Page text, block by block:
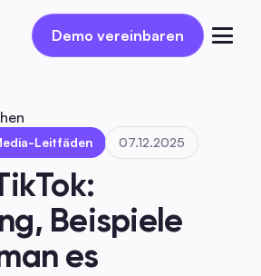
Demo vereinbaren
Demo vereinbaren
Leitfäden 07.12.2025
Beispiele
es